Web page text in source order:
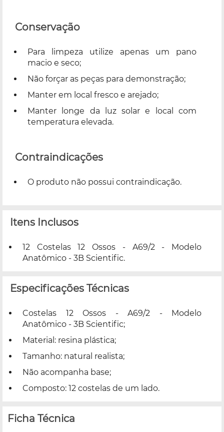
Conservação
Para limpeza utilize apenas um pano
macio e seco;
Não forçar as peças para demonstração;
Manter em local fresco e arejado;
Manter longe da luz solar e local com
temperatura elevada.
Contraindicações
O produto não possui contraindicação.
Itens Inclusos
12 Costelas 12 Ossos - A69/2 - Modelo
Anatômico - 3B Scientific.
Especificações Técnicas
Costelas 12 Ossos - A69/2 - Modelo
Anatômico - 3B Scientific;
Material: resina plástica;
Tamanho: natural realista;
Não acompanha base;
Composto: 12 costelas de um lado.
Ficha Técnica